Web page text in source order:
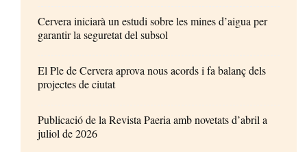
Cervera iniciarà un estudi sobre les mines d’aigua per
garantir la seguretat del subsol
El Ple de Cervera aprova nous acords i fa balanç dels
projectes de ciutat
Publicació de la Revista Paeria amb novetats d’abril a
juliol de 2026